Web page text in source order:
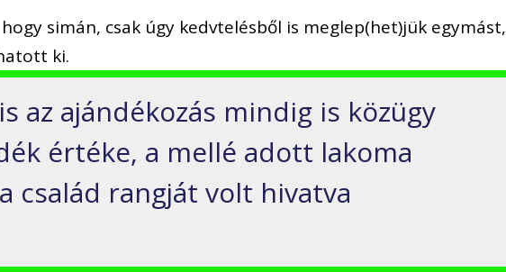
simán, csak úgy kedvtelésből is meglep(het)jük egymást,
ki.
az ajándékozás mindig is közügy
értéke, a mellé adott lakoma
család rangját volt hivatva